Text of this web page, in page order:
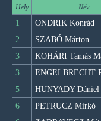
Hely Név
1 ONDRIK Konrád
2
SZABÓ Márton
3
KOHÁRI Tamás
3
ENGELBRECHT
5
HUNYADY Dániel
6
PETRUCZ Mirkó